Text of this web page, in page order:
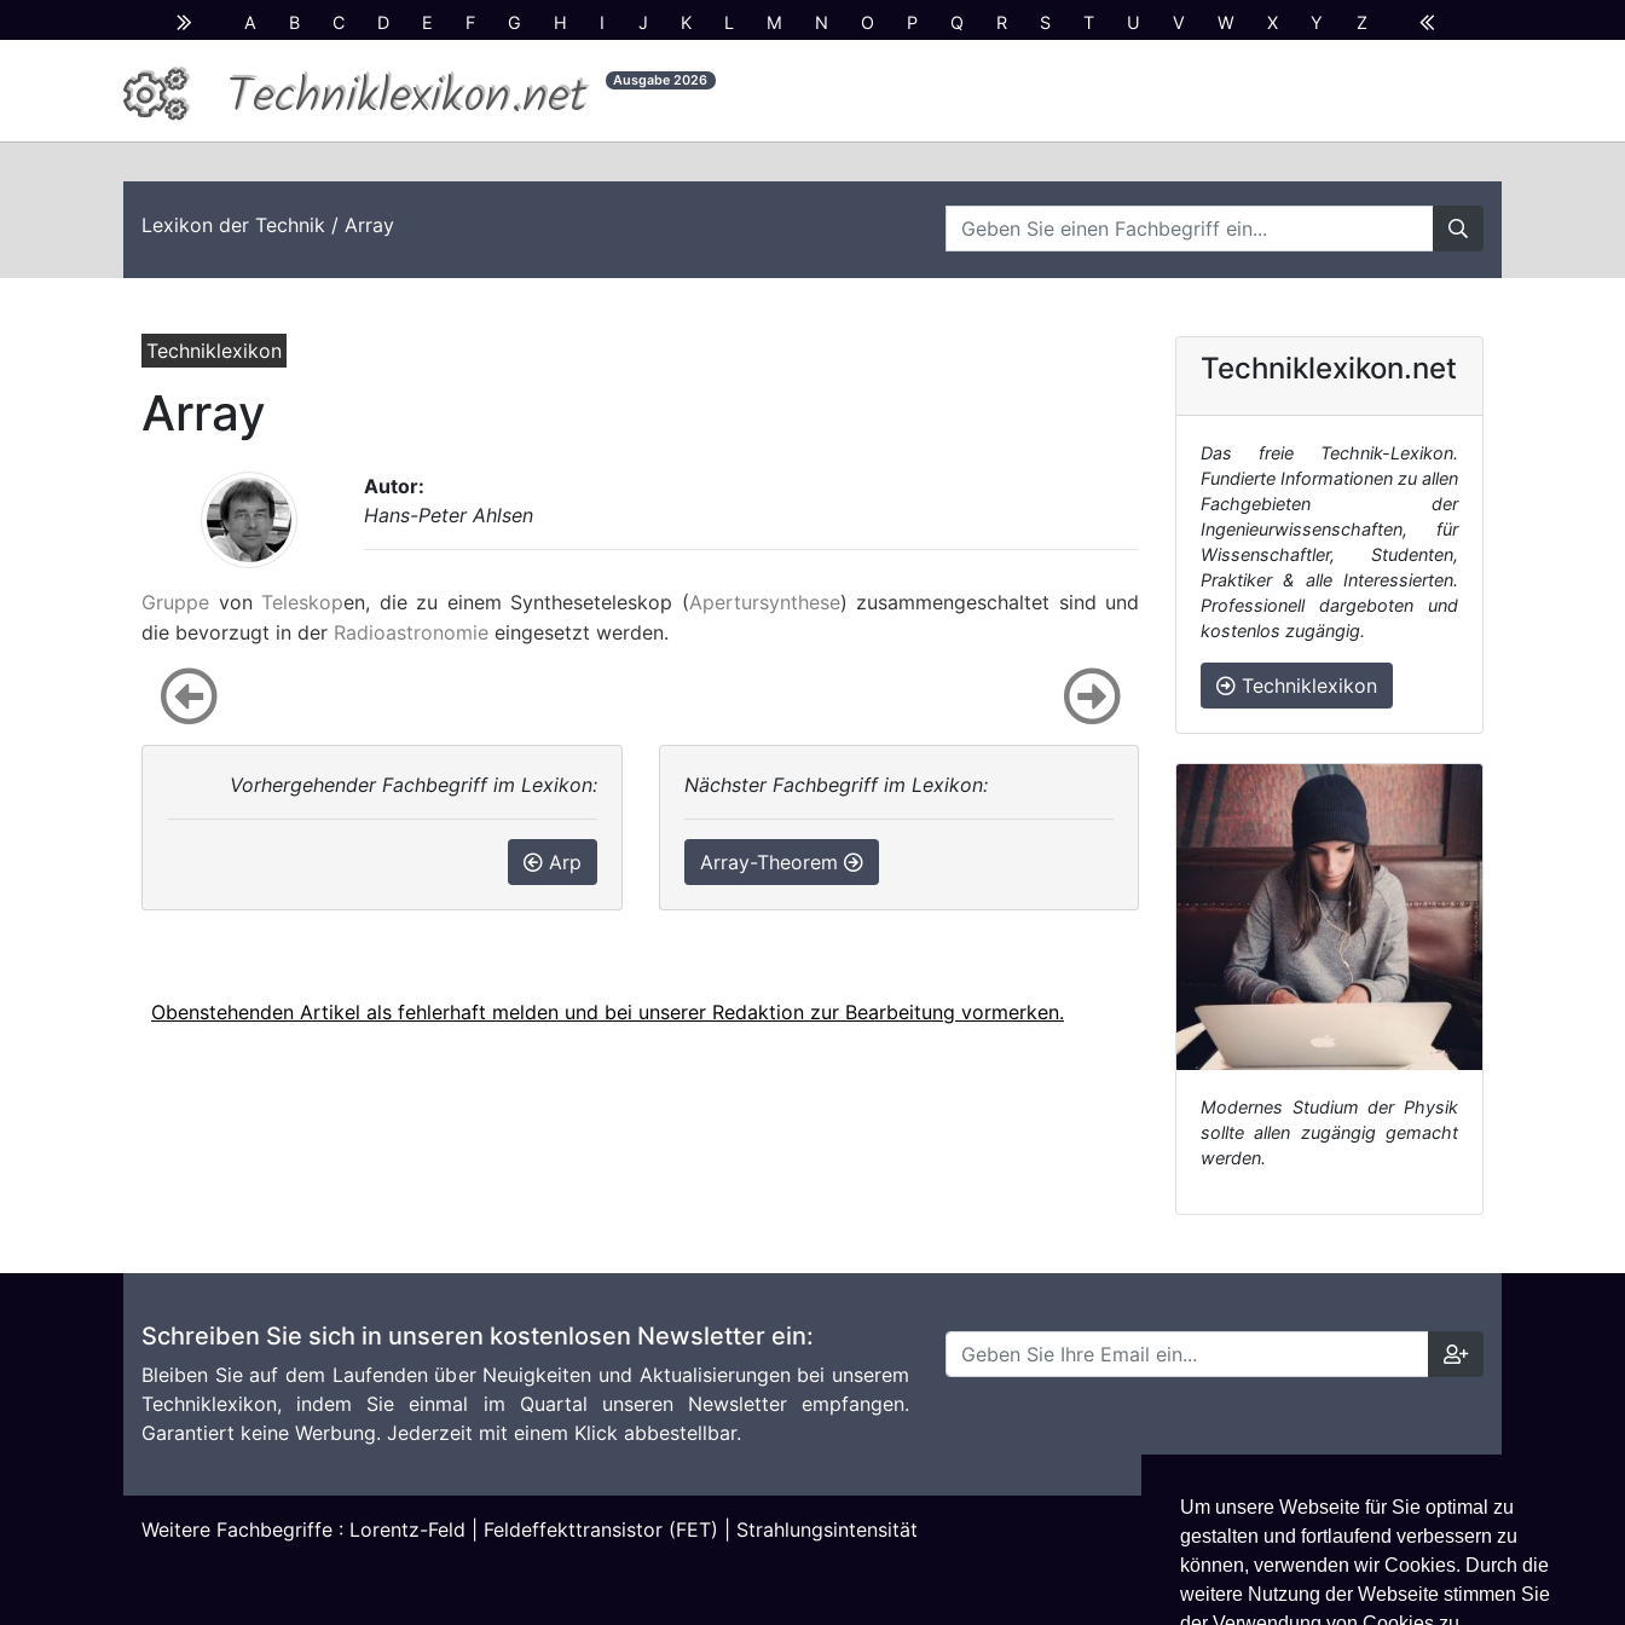
Um unsere Webseite für Sie optimal zu
gestalten und fortlaufend verbessern zu
können, verwenden wir Cookies. Durch die
weitere Nutzung der Webseite stimmen Sie
A B C D E F G H I J K L M N O P Q R S T U V W X Y Z
Techniklexikon.net Ausgabe2026
Lexikon der Technik / Array
Techniklexikon
Array
Autor:
Hans-Peter Ahlsen
Gruppe von Teleskopen, die zu einem Syntheseteleskop (Apertursynthese) zusammengeschaltet sind und
die bevorzugt in der Radioastronomie eingesetzt werden.
Vorhergehender Fachbegriff im Lexikon:
Arp
Nächster Fachbegriff im Lexikon:
Array-Theorem
Obenstehenden Artikel als fehlerhaft melden und bei unserer Redaktion zur Bearbeitung vormerken.
Techniklexikon.net
Das freie Technik-Lexikon.
Fundierte Informationen zu allen
Fachgebieten der
Ingenieurwissenschaften, für
Wissenschaftler, Studenten,
Praktiker & alle Interessierten.
Professionell dargeboten und
kostenlos zugängig.
Techniklexikon
Modernes Studium der Physik
sollte allen zugängig gemacht
werden.
Schreiben Sie sich in unseren kostenlosen Newsletter ein:
Bleiben Sie auf dem Laufenden über Neuigkeiten und Aktualisierungen bei unserem
Techniklexikon, indem Sie einmal im Quartal unseren Newsletter empfangen.
Garantiert keine Werbung. Jederzeit mit einem Klick abbestellbar.
Weitere Fachbegriffe : Lorentz-Feld Feldeffekttransistor (FET) Strahlungsintensität